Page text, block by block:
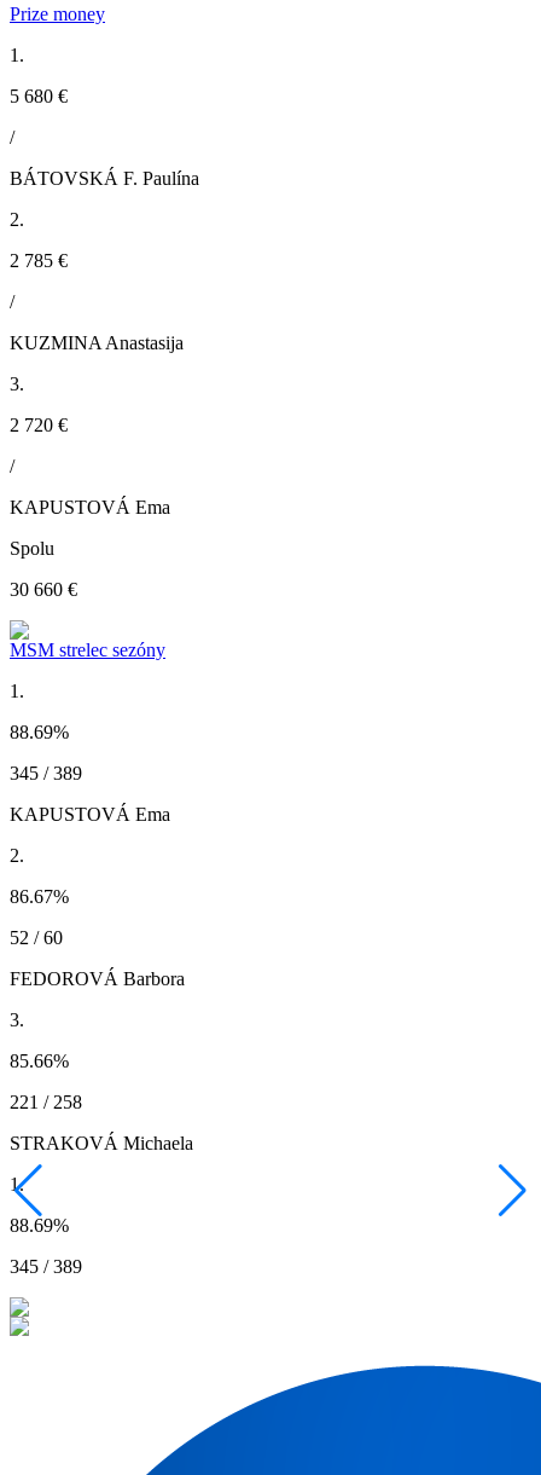
Prize money
1.
5 680 €
/
BÁTOVSKÁ F. Paulína
2.
2 785 €
/
KUZMINA Anastasija
3.
2 720 €
/
KAPUSTOVÁ Ema
Spolu
30 660 €
MSM strelec sezóny
1.
88.69%
345 / 389
KAPUSTOVÁ Ema
2.
86.67%
52 / 60
FEDOROVÁ Barbora
3.
85.66%
221 / 258
STRAKOVÁ Michaela
1.
88.69%
345 / 389